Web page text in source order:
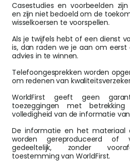
Casestudies en voorbeelden
en zijn niet bedoeld om de
wisselkoersen te voorspellen.
Als je twijfels hebt of een dienst
is, dan raden we je aan om eerst
advies in te winnen.
Telefoongesprekken worden
om redenen van
WorldFirst geeft geen
toezeggingen met
volledigheid van de informatie
De informatie en het materiaal
worden gereproduceerd of
gedeeltelijk, zonder
toestemming van WorldFirst.